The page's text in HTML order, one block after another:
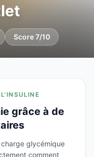
Score 7/10
grâce à de
glycémique
comment